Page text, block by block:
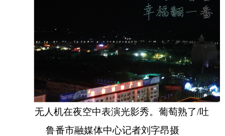
无人机在夜空中表演光影秀。葡萄熟了/吐
鲁番市融媒体中心记者刘字昂摄